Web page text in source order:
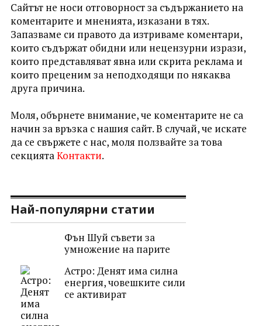
Сайтът не носи отговорност за съдържанието на
коментарите и мненията, изказани в тях.
Запазваме си правото да изтриваме коментари,
които съдържат обидни или нецензурни изрази,
които представляват явна или скрита реклама и
които преценим за неподходящи по някаква
друга причина.
Моля, обърнете внимание, че коментарите не са
начин за връзка с нашия сайт. В случай, че искате
да се свържете с нас, моля ползвайте за това
секциятаКонтакти.
Най-популярни статии
Фън Шуй съвети за
умножение на парите
Астро: Денят има силна
енергия, човешките сили
се активират